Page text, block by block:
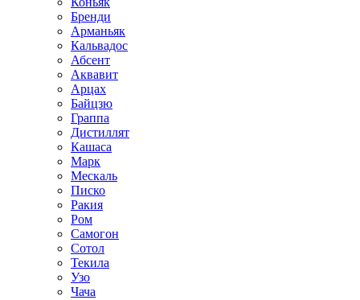
Бренди
Арманьяк
Кальвадос
Абсент
Аквавит
Арцах
Байцзю
Граппа
Дистиллят
Кашаса
Марк
Мескаль
Писко
Ракия
Ром
Самогон
Сотол
Текила
Узо
Чача